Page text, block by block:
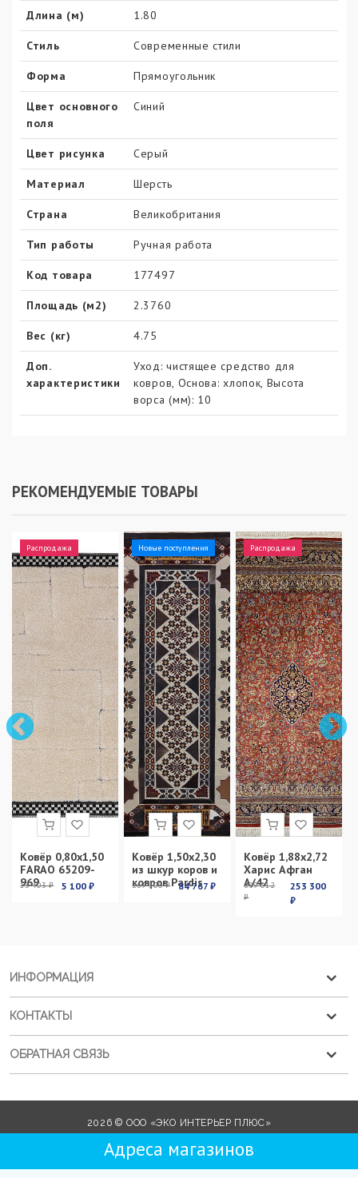
Адреса магазинов
Длина (м) 1.80
Стиль Современные стили
Форма Прямоугольник
Цвет основного
поля
Синий
Цвет рисунка Серый
Материал Шерсть
Страна Великобритания
Тип работы Ручная работа
Код товара 177497
Площадь (м2) 2.3760
Вес (кг) 4.75
Доп.
характеристики
Уход: чистящее средство для
ковров, Основа: хлопок, Высота
ворса (мм): 10
РЕКОМЕНДУЕМЫЕ ТОВАРЫ
Распродажа
Ковёр 0,80х1,50
FARAO 65209-
969
13 403 ₽ 5 100 ₽
Новые поступления
Ковёр 1,50х2,30
из шкур коров и
ковров Pardis
269 100 ₽ 84 767 ₽
Распродажа
Ковёр 1,88х2,72
Харис Афган
А/42
899 012
₽
253 300
₽
ИНФОРМАЦИЯ
КОНТАКТЫ
ОБРАТНАЯ СВЯЗЬ
2026 © ООО «ЭКО ИНТЕРЬЕР ПЛЮС»